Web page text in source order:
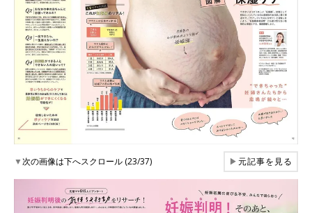
▼次の画像は下へスクロール (23/37) ▶元記事を見る